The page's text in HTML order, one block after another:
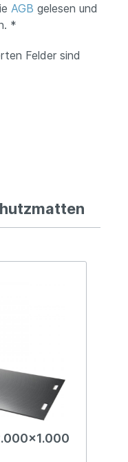
AGB gelesen und
*
Felder sind